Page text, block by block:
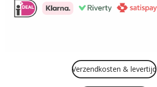
k
a
m
p
Verzendkosten & levertijd